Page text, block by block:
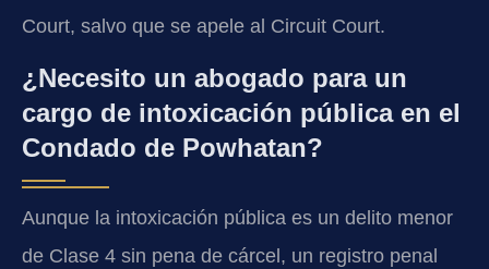
Court, salvo que se apele al Circuit Court.
¿Necesito un abogado para un
cargo de intoxicación pública en el
Condado de Powhatan?
Aunque la intoxicación pública es un delito menor
de Clase 4 sin pena de cárcel, un registro penal